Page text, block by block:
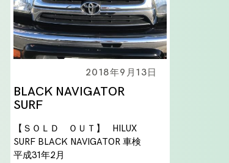
2018年9月13日
BLACK NAVIGATOR
SURF
【ＳＯＬＤ ＯＵＴ】 HILUX
SURF BLACK NAVIGATOR 車検
平成31年2月